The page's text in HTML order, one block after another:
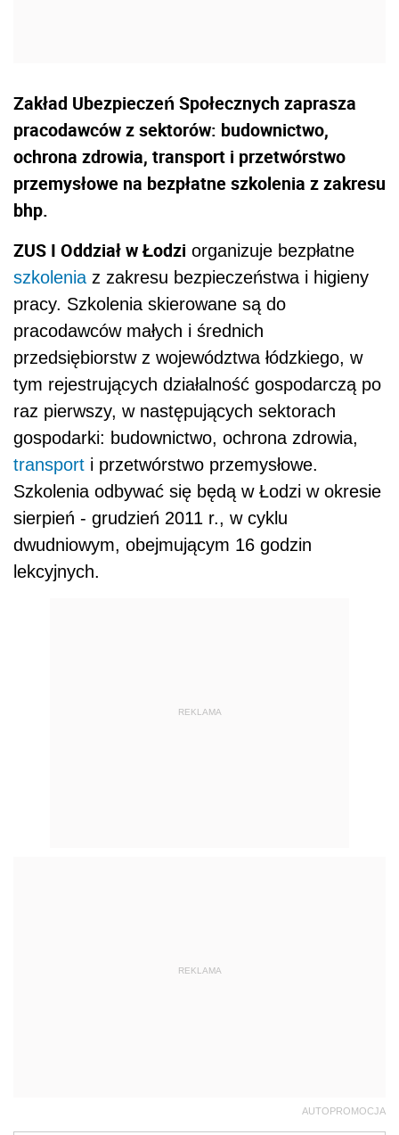
Zakład Ubezpieczeń Społecznych zaprasza
pracodawców z sektorów: budownictwo,
ochrona zdrowia, transport i przetwórstwo
przemysłowe na bezpłatne szkolenia z zakresu
bhp.
ZUS I Oddział w Łodzi organizuje bezpłatne
szkolenia z zakresu bezpieczeństwa i higieny
pracy. Szkolenia skierowane są do
pracodawców małych i średnich
przedsiębiorstw z województwa łódzkiego, w
tym rejestrujących działalność gospodarczą po
raz pierwszy, w następujących sektorach
gospodarki: budownictwo, ochrona zdrowia,
transport i przetwórstwo przemysłowe.
Szkolenia odbywać się będą w Łodzi w okresie
sierpień - grudzień 2011 r., w cyklu
dwudniowym, obejmującym 16 godzin
lekcyjnych.
REKLAMA
REKLAMA
AUTOPROMOCJA